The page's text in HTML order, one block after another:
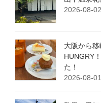
2026-08-02
大阪から
HUNGRY
た！
2026-08-01